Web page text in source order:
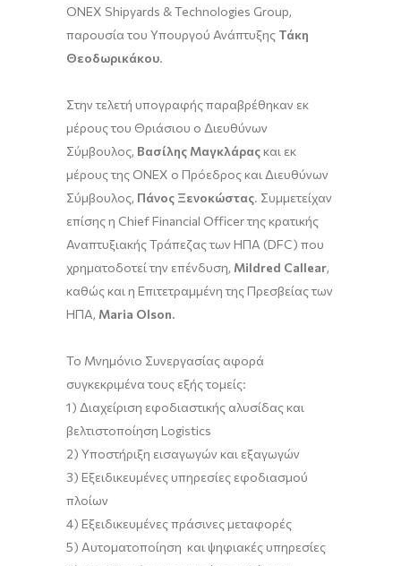
ONEX Shipyards & Technologies Group,
παρουσία του Υπουργού Ανάπτυξης Τάκη
Θεοδωρικάκου.
Στην τελετή υπογραφής παραβρέθηκαν εκ
μέρους του Θριάσιου ο Διευθύνων
Σύμβουλος, Βασίλης Μαγκλάραςκαι εκ
μέρους της ONEX o Πρόεδρος και Διευθύνων
Σύμβουλος, Πάνος Ξενοκώστας. Συμμετείχαν
επίσης η Chief Financial Officer της κρατικής
Αναπτυξιακής Τράπεζας των ΗΠΑ (DFC) που
χρηματοδοτεί την επένδυση, Mildred Callear,
καθώς και η Επιτετραμμένη της Πρεσβείας των
ΗΠΑ, Maria Olson.
Το Μνημόνιο Συνεργασίας αφορά
συγκεκριμένα τους εξής τομείς:
1) Διαχείριση εφοδιαστικής αλυσίδας και
βελτιστοποίηση Logistics
2) Υποστήριξη εισαγωγών και εξαγωγών
3) Εξειδικευμένες υπηρεσίες εφοδιασμού
πλοίων
4) Εξειδικευμένες πράσινες μεταφορές
5) Αυτοματοποίηση και ψηφιακές υπηρεσίες